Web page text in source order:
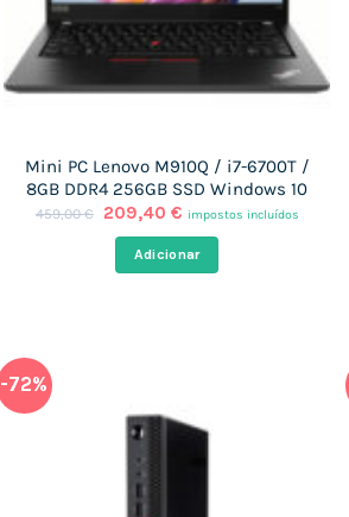
Mini PC Lenovo M910Q / i7-6700T /
8GB DDR4 256GB SSD Windows 10
459,00€
O
original
era:
209,40 €O
atual
é:
impostos incluídos
Adicionar
-72%